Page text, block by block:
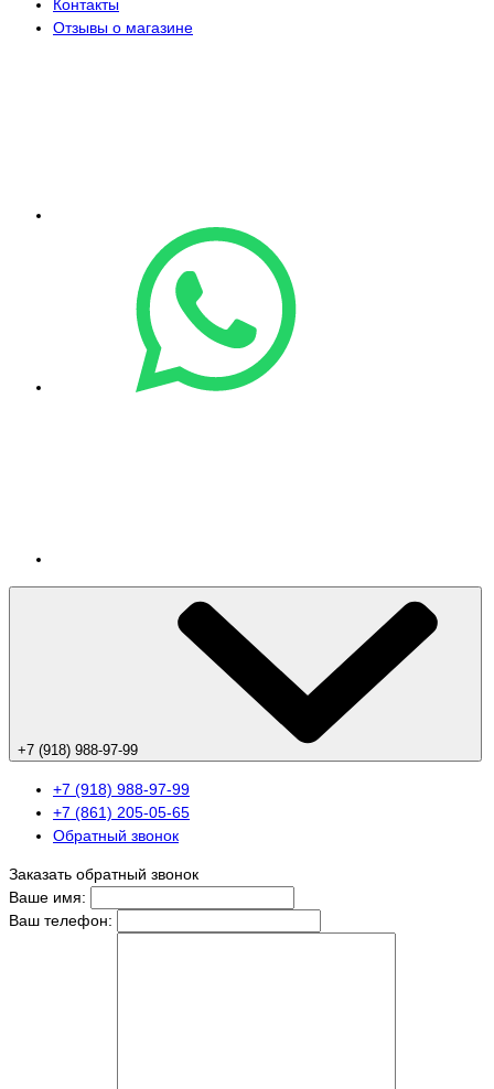
Контакты
Отзывы о магазине
+7 (918) 988-97-99
+7 (918) 988-97-99
+7 (861) 205-05-65
Обратный звонок
Заказать обратный звонок
Ваше имя:
Ваш телефон: